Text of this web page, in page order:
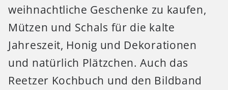
weihnachtliche Geschenke zu kaufen,
Mützen und Schals für die kalte
Jahreszeit, Honig und Dekorationen
und natürlich Plätzchen. Auch das
Reetzer Kochbuch und den Bildband